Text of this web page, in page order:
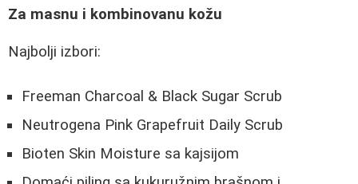
Za masnu i kombinovanu kožu
Najbolji izbori:
Freeman Charcoal & Black Sugar Scrub
Neutrogena Pink Grapefruit Daily Scrub
Bioten Skin Moisture sa kajsijom